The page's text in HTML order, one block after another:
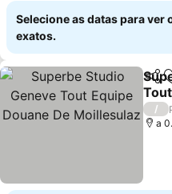
Selecione as datas para ver
exatos.
Ver
/
a